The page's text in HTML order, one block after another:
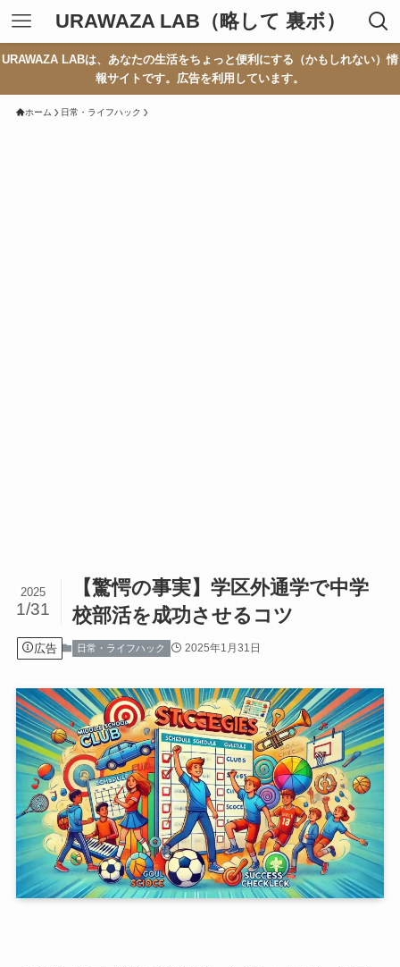
URAWAZA LAB（略して 裏ボ）
URAWAZA LABは、あなたの生活をちょっと便利にする（かもしれない）情
報サイトです。広告を利用しています。
ホーム 日常・ライフハック
【驚愕の事実】学区外通学で中学
校部活を成功させるコツ
2025
1/31
広告 日常・ライフハック 2025年1月31日